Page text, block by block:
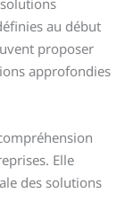
au début
proposer
approfondies
Elle
des solutions